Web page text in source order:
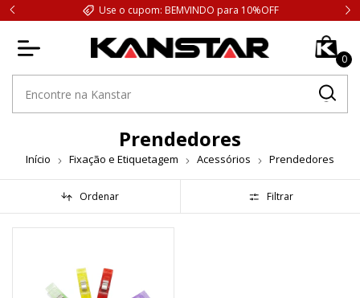
Use o cupom: BEMVINDO para 10%OFF
0
Prendedores
Início Fixação e Etiquetagem Acessórios Prendedores
Ordenar Filtrar